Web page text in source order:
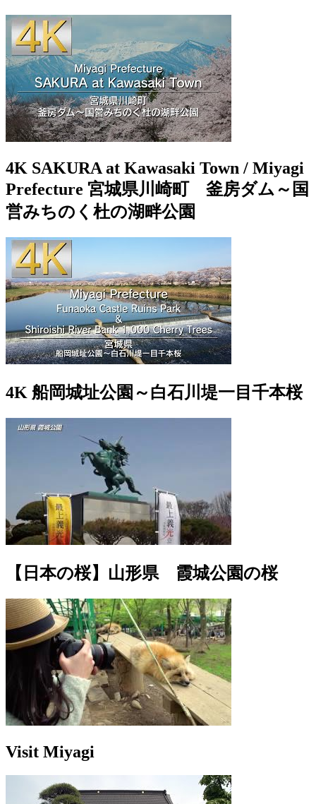
4K SAKURA at Kawasaki Town / Miyagi
Prefecture 宮城県川崎町 釜房ダム～国
営みちのく杜の湖畔公園
4K 船岡城址公園～白石川堤一目千本桜
【日本の桜】山形県 霞城公園の桜
Visit Miyagi